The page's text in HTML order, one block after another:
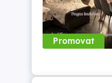
Promovat